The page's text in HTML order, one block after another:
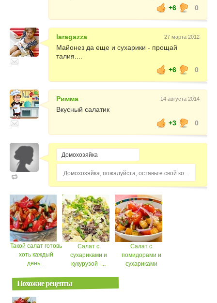
+6
0
laragazza 27 марта 2012
Майонез да еще и сухарики - прощай
талия....
+6
0
Римма 14 августа 2014
Вкусный салатик
+3
0
Домохозяйка, пожалуйста, оставьте свой комментарий...
Такой салат готовь
хоть каждый
день...
Салат с
сухариками и
кукурузой -...
Салат с
помидорами и
сухариками
Похожие рецепты